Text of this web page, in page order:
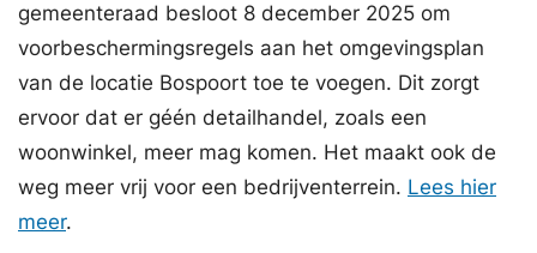
gemeenteraad besloot 8 december 2025 om
voorbeschermingsregels aan het omgevingsplan
van de locatie Bospoort toe te voegen. Dit zorgt
ervoor dat er géén detailhandel, zoals een
woonwinkel, meer mag komen. Het maakt ook de
weg meer vrij voor een bedrijventerrein. Lees hier
meer.